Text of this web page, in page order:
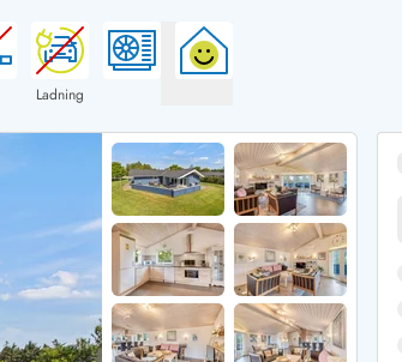
Sommerhuse for 12 Personer
Sommerhuse for 14 Personer
Store sommerhuse (for grupper)
Sommerhuse i sommerferien
Sommerhuse i efterårsferien
Sommerhuse i vinterferien
Sommerhuse i juleferien
Sommerhuse til nytår
Ladning